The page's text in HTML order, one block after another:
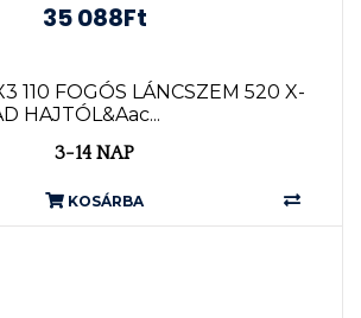
35 088Ft
110 FOGÓS LÁNCSZEM 520 X-
HAJTÓL&Aac...
3-14 NAP
KOSÁRBA